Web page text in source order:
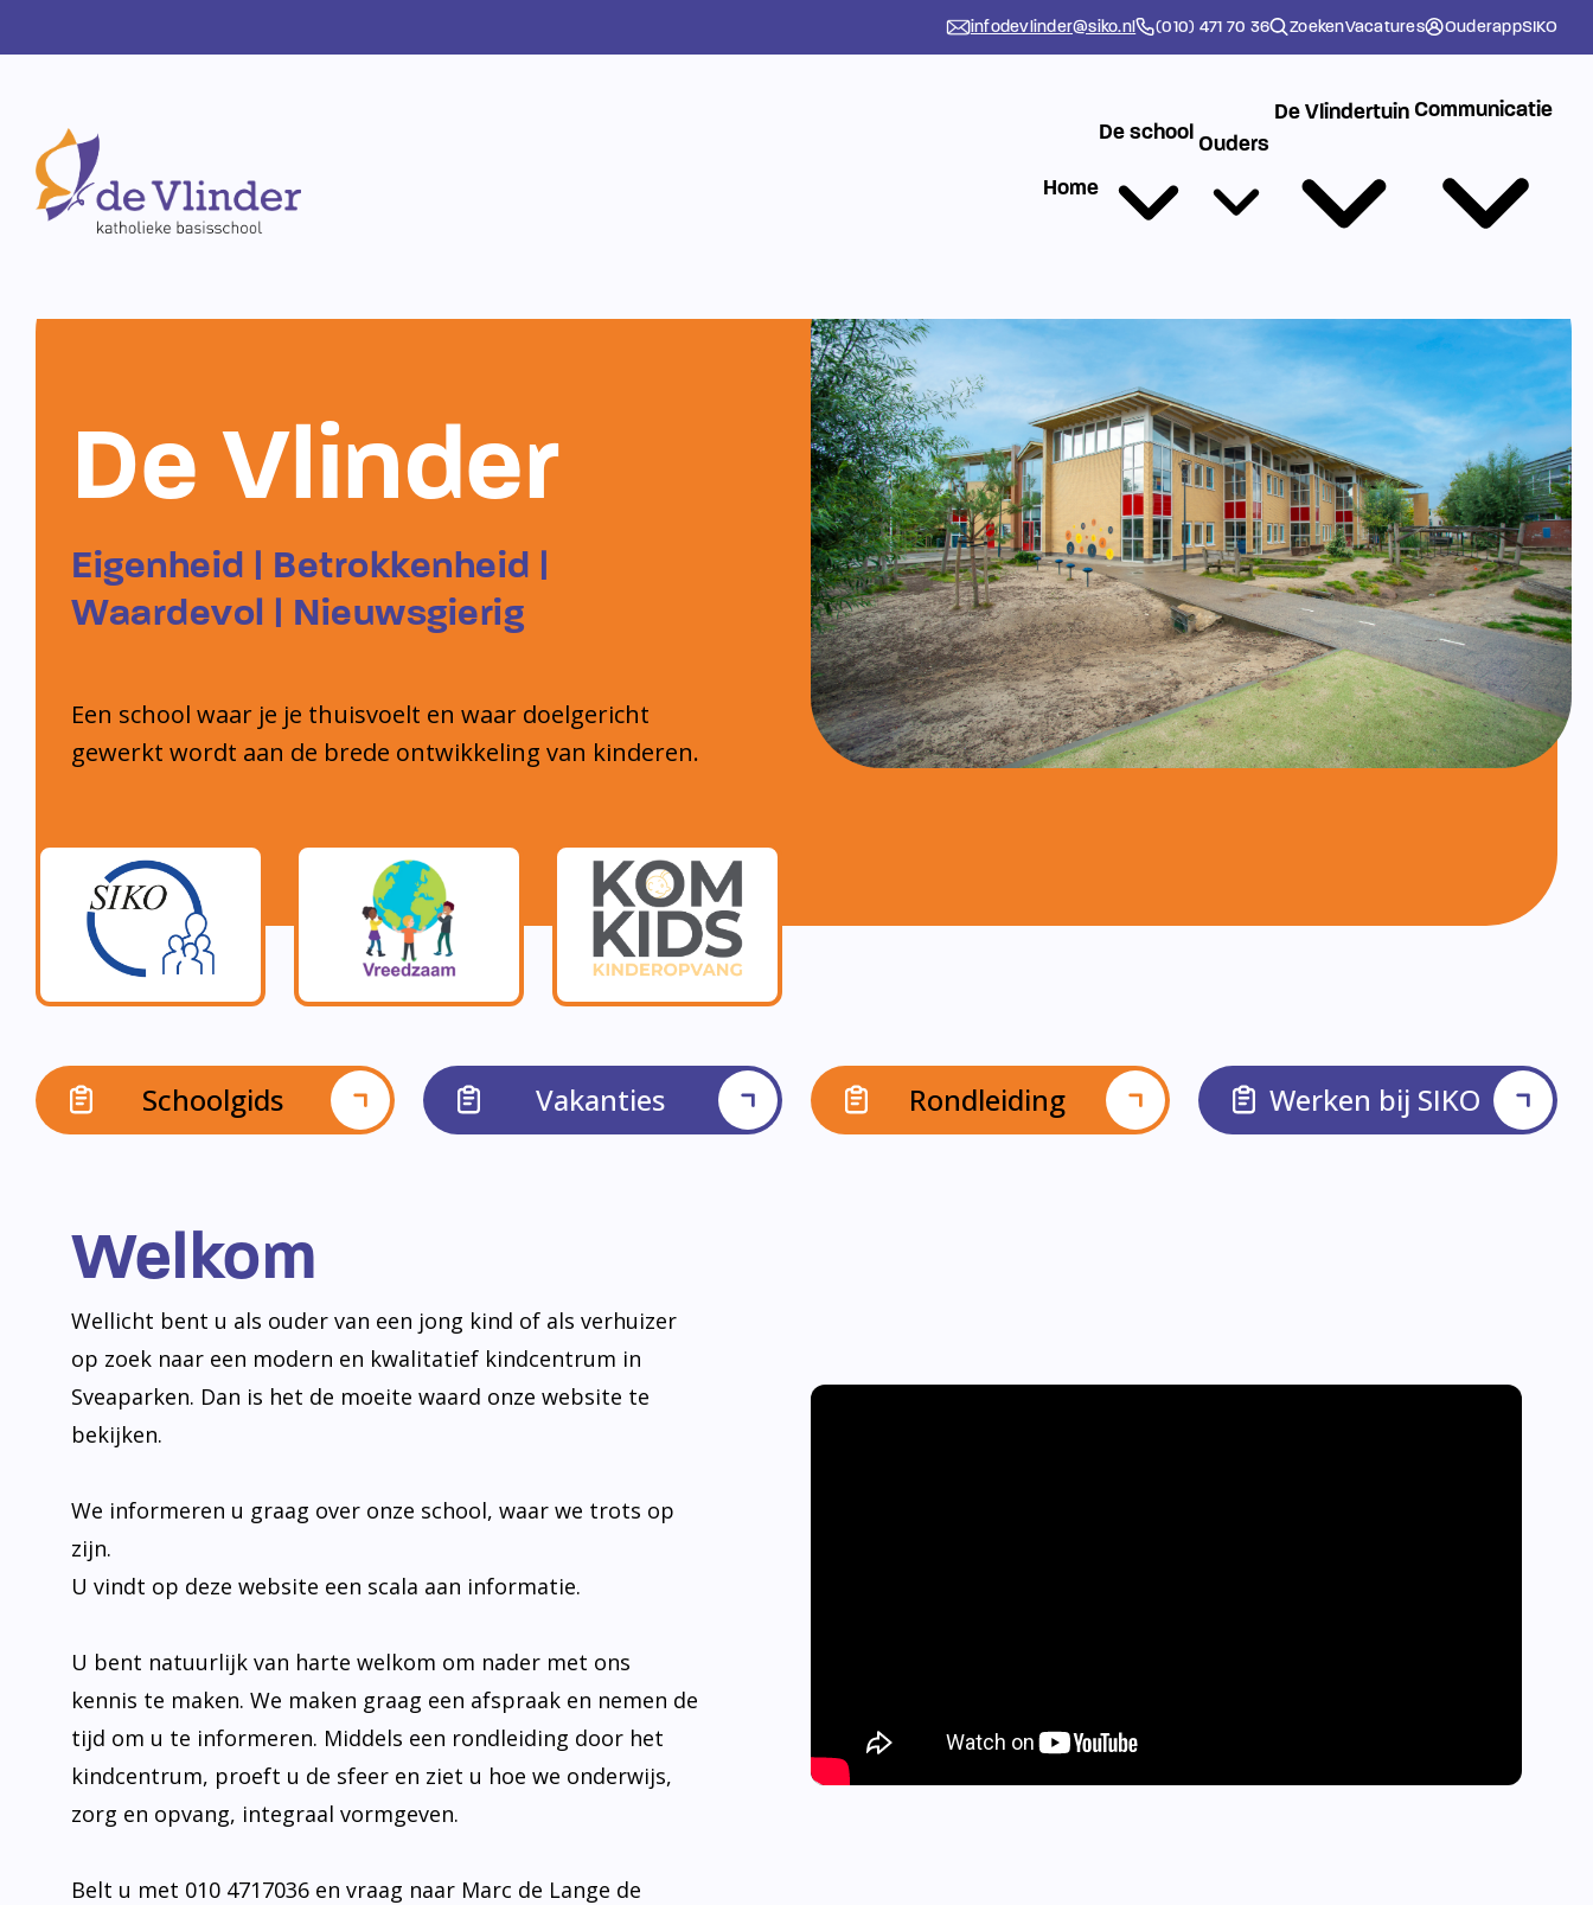
infodevlinder@siko.nl (010) 471 70 36 ZoekenVacatures OuderappSIKO
Home
De school Ouders
De Vlindertuin Communicatie
De Vlinder
Eigenheid | Betrokkenheid |
Waardevol | Nieuwsgierig
Een school waar je je thuisvoelt en waar doelgericht
gewerkt wordt aan de brede ontwikkeling van kinderen.
Schoolgids Vakanties Rondleiding Werken bij SIKO
Welkom
Wellicht bent u als ouder van een jong kind of als verhuizer
op zoek naar een modern en kwalitatief kindcentrum in
Sveaparken. Dan is het de moeite waard onze website te
bekijken.
We informeren u graag over onze school, waar we trots op
zijn.
U vindt op deze website een scala aan informatie.
U bent natuurlijk van harte welkom om nader met ons
kennis te maken. We maken graag een afspraak en nemen de
tijd om u te informeren. Middels een rondleiding door het
kindcentrum, proeft u de sfeer en ziet u hoe we onderwijs,
zorg en opvang, integraal vormgeven.
Belt u met 010 4717036 en vraag naar Marc de Lange de